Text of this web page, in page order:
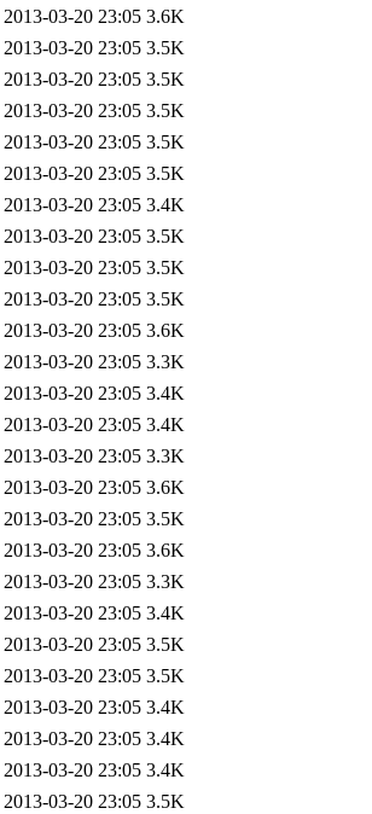
2013-03-20 23:05 3.6K
2013-03-20 23:05 3.5K
2013-03-20 23:05 3.5K
2013-03-20 23:05 3.5K
2013-03-20 23:05 3.5K
2013-03-20 23:05 3.5K
2013-03-20 23:05 3.4K
2013-03-20 23:05 3.5K
2013-03-20 23:05 3.5K
2013-03-20 23:05 3.5K
2013-03-20 23:05 3.6K
2013-03-20 23:05 3.3K
2013-03-20 23:05 3.4K
2013-03-20 23:05 3.4K
2013-03-20 23:05 3.3K
2013-03-20 23:05 3.6K
2013-03-20 23:05 3.5K
2013-03-20 23:05 3.6K
2013-03-20 23:05 3.3K
2013-03-20 23:05 3.4K
2013-03-20 23:05 3.5K
2013-03-20 23:05 3.5K
2013-03-20 23:05 3.4K
2013-03-20 23:05 3.4K
2013-03-20 23:05 3.4K
2013-03-20 23:05 3.5K